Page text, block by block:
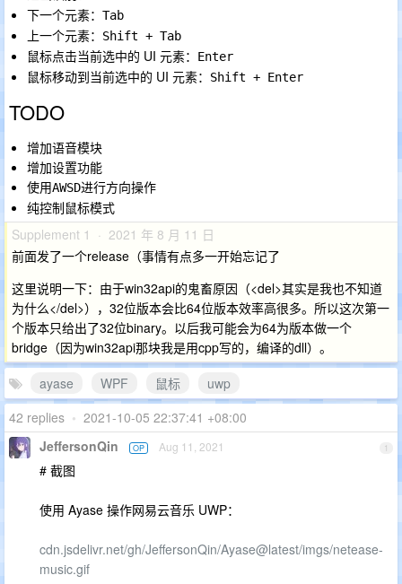
下一个元素： Tab
上一个元素： Shift + Tab
鼠标点击当前选中的 UI 元素： Enter
鼠标移动到当前选中的 UI 元素： Shift + Enter
TODO
增加语音模块
增加设置功能
使用AWSD进行方向操作
纯控制鼠标模式
Supplement 1 · 2021 年 8 月 11 日
前面发了一个release（事情有点多一开始忘记了
这里说明一下：由于win32api的鬼畜原因（<del>其实是我也不知道
为什么</del>），32位版本会比64位版本效率高很多。所以这次第一
个版本只给出了32位binary。以后我可能会为64为版本做一个
bridge（因为win32api那块我是用cpp写的，编译的dll）。
ayase
WPF 鼠标
uwp
42 replies • 2021-10-05 22:37:41 +08:00
1
JeffersonQin OP Aug 11, 2021
# 截图
使用 Ayase 操作网易云音乐 UWP：
cdn.jsdelivr.net/gh/JeffersonQin/Ayase@latest/imgs/netease-
music.gif